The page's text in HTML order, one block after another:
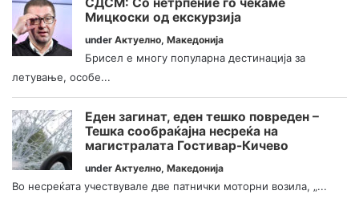
Мицкоски од екскурзија
under Актуелно, Македонија
Брисел е многу популарна дестинација за
летување, особе...
Еден загинат, еден тешко повреден –
Тешка сообраќајна несреќа на
магистралата Гостивар-Кичево
under Актуелно, Македонија
Во несреќата учествувале две патнички моторни возила, „...